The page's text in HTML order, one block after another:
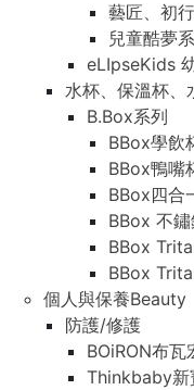
藝匠、初
兒童酷夢
eLIpseKids
水杯、保溫杯、
B.Box系列
BBox學飲
BBox鴨嘴
BBox四合
BBox 不
BBox
BBox
個人與保養Beauty
防護/修護
BOiRON布瓦
Thinkbaby新